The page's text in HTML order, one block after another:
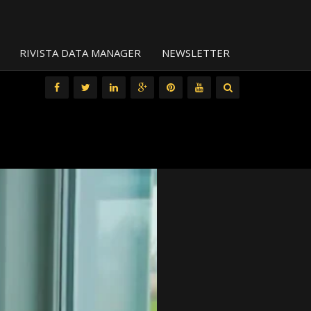
RIVISTA DATA MANAGER NEWSLETTER